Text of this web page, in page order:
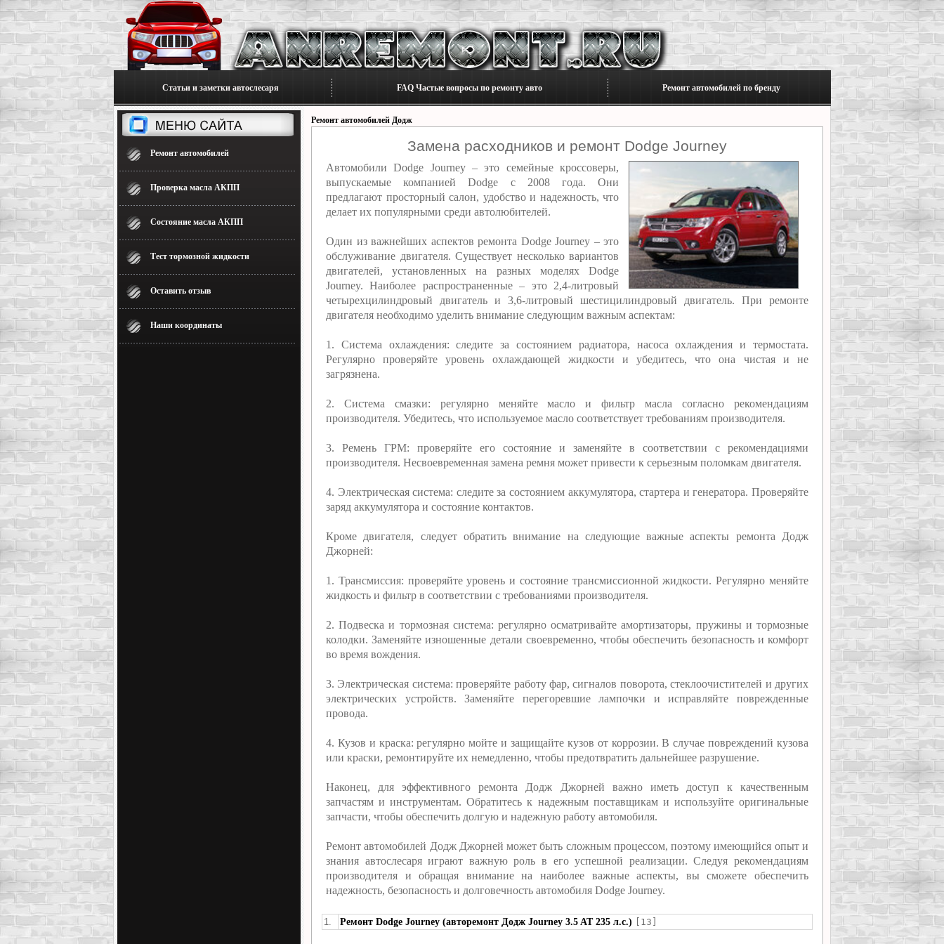
Статьи и заметки автослесаря FAQ Частые вопросы по ремонту авто Ремонт автомобилей по бренду
Ремонт автомобилей
Проверка масла АКПП
Состояние масла АКПП
Тест тормозной жидкости
Оставить отзыв
Наши координаты
Ремонт автомобилей Додж
Замена расходников и ремонт Dodge Journey
Автомобили Dodge Journey – это семейные кроссоверы,
выпускаемые компанией Dodge с 2008 года. Они
предлагают просторный салон, удобство и надежность, что
делает их популярными среди автолюбителей.
Один из важнейших аспектов ремонта Dodge Journey – это
обслуживание двигателя. Существует несколько вариантов
двигателей, установленных на разных моделях Dodge
Journey. Наиболее распространенные – это 2,4-литровый
четырехцилиндровый двигатель и 3,6-литровый шестицилиндровый двигатель. При ремонте
двигателя необходимо уделить внимание следующим важным аспектам:
1. Система охлаждения: следите за состоянием радиатора, насоса охлаждения и термостата.
Регулярно проверяйте уровень охлаждающей жидкости и убедитесь, что она чистая и не
загрязнена.
2. Система смазки: регулярно меняйте масло и фильтр масла согласно рекомендациям
производителя. Убедитесь, что используемое масло соответствует требованиям производителя.
3. Ремень ГРМ: проверяйте его состояние и заменяйте в соответствии с рекомендациями
производителя. Несвоевременная замена ремня может привести к серьезным поломкам двигателя.
4. Электрическая система: следите за состоянием аккумулятора, стартера и генератора. Проверяйте
заряд аккумулятора и состояние контактов.
Кроме двигателя, следует обратить внимание на следующие важные аспекты ремонта Додж
Джорней:
1. Трансмиссия: проверяйте уровень и состояние трансмиссионной жидкости. Регулярно меняйте
жидкость и фильтр в соответствии с требованиями производителя.
2. Подвеска и тормозная система: регулярно осматривайте амортизаторы, пружины и тормозные
колодки. Заменяйте изношенные детали своевременно, чтобы обеспечить безопасность и комфорт
во время вождения.
3. Электрическая система: проверяйте работу фар, сигналов поворота, стеклоочистителей и других
электрических устройств. Заменяйте перегоревшие лампочки и исправляйте поврежденные
провода.
4. Кузов и краска: регулярно мойте и защищайте кузов от коррозии. В случае повреждений кузова
или краски, ремонтируйте их немедленно, чтобы предотвратить дальнейшее разрушение.
Наконец, для эффективного ремонта Додж Джорней важно иметь доступ к качественным
запчастям и инструментам. Обратитесь к надежным поставщикам и используйте оригинальные
запчасти, чтобы обеспечить долгую и надежную работу автомобиля.
Ремонт автомобилей Додж Джорней может быть сложным процессом, поэтому имеющийся опыт и
знания автослесаря играют важную роль в его успешной реализации. Следуя рекомендациям
производителя и обращая внимание на наиболее важные аспекты, вы сможете обеспечить
надежность, безопасность и долговечность автомобиля Dodge Journey.
1. Ремонт Dodge Journey (авторемонт Додж Journey 3.5 AT 235 л.с.) [13]